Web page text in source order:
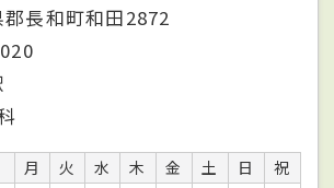
長和町和田2872
月 火 水 木 金 土 日
祝